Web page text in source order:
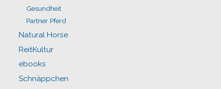
Gesundheit
Partner Pferd
Natural Horse
ReitKultur
ebooks
Schnäppchen